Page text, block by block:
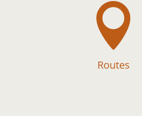

Routes